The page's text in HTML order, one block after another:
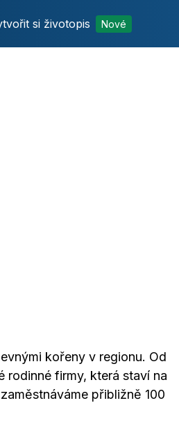
si životopis Nové
kořeny v regionu. Od
rodinné firmy, která staví na
přibližně 100